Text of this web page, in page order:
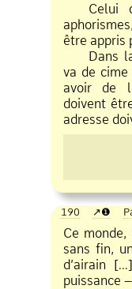
Celui
être appris
Dans la
va de
avoir de
doivent
adresse
190 ❶
Ce
sans fin,
d’airain
puissance